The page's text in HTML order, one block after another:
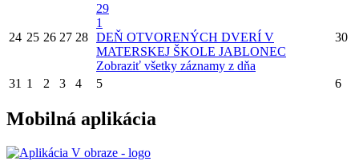
24 25 26 27 28
29
1
DEŇ OTVORENÝCH DVERÍ V
MATERSKEJ ŠKOLE JABLONEC
Zobraziť všetky záznamy z dňa
30
31 1 2 3 4 5 6
Mobilná aplikácia